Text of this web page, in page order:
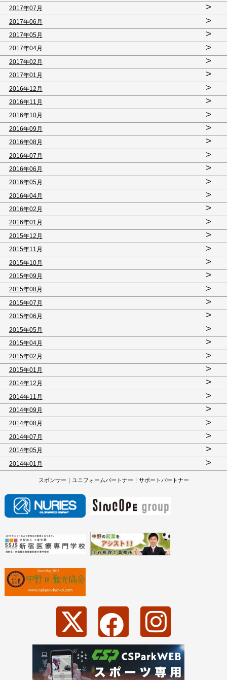
2017年07月 >
2017年06月 >
2017年05月 >
2017年04月 >
2017年02月 >
2017年01月 >
2016年12月 >
2016年11月 >
2016年10月 >
2016年09月 >
2016年08月 >
2016年07月 >
2016年06月 >
2016年05月 >
2016年04月 >
2016年02月 >
2016年01月 >
2015年12月 >
2015年11月 >
2015年10月 >
2015年09月 >
2015年08月 >
2015年07月 >
2015年06月 >
2015年05月 >
2015年04月 >
2015年02月 >
2015年01月 >
2014年12月 >
2014年11月 >
2014年09月 >
2014年08月 >
2014年07月 >
2014年05月 >
2014年01月 >
スポンサー｜ユニフォームパートナー｜サポートパートナー